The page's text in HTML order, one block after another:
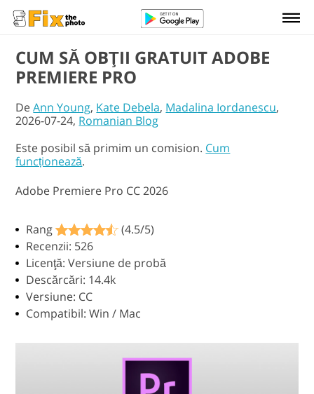
CUM SĂ OBŢII GRATUIT ADOBE
PREMIERE PRO
DeAnn Young, Kate Debela, Madalina Iordanescu,
2026-07-24, Romanian Blog
Este posibil să primim un comision. Cum
funcționează.
Adobe Premiere Pro CC 2026
Rang
(4.5/5)
Recenzii: 526
Licenţă: Versiune de probă
Descărcări: 14.4k
Versiune: CC
Compatibil: Win / Mac